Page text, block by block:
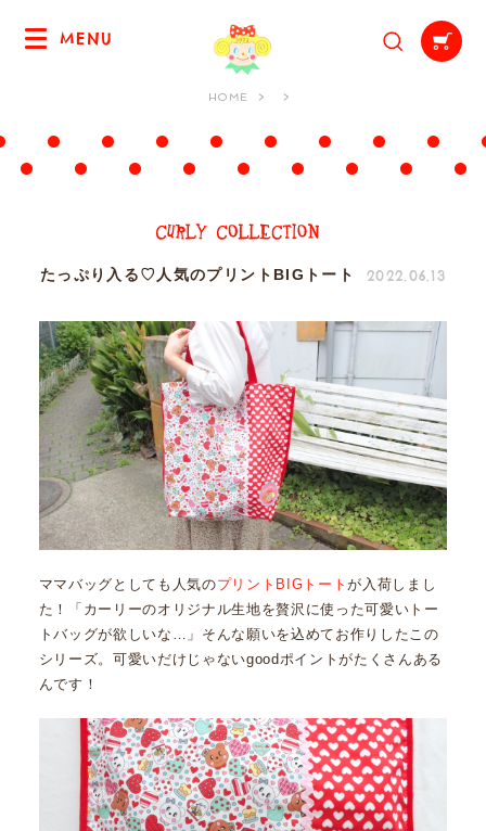
MENU
HOME
たっぷり入る♡人気のプリントBIGトート 2022.06.13
ママバッグとしても人気のプリントBIGトートが入荷しまし
た！「カーリーのオリジナル生地を贅沢に使った可愛いトー
トバッグが欲しいな…」そんな願いを込めてお作りしたこの
シリーズ。可愛いだけじゃないgoodポイントがたくさんある
んです！